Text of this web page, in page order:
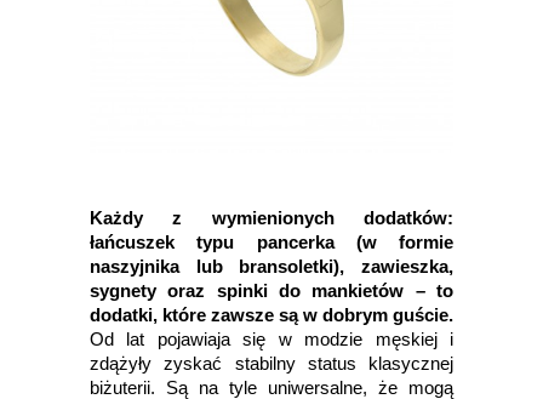
Każdy z wymienionych dodatków:
łańcuszek typu pancerka (w formie
naszyjnika lub bransoletki), zawieszka,
sygnety oraz spinki do mankietów – to
dodatki, które zawsze są w dobrym guście.
Od lat pojawiaja się w modzie męskiej i
zdążyły zyskać stabilny status klasycznej
biżuterii. Są na tyle uniwersalne, że mogą